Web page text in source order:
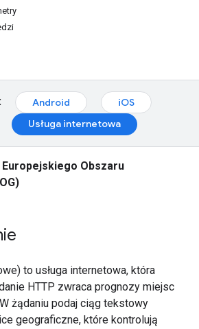
Android
iOS
Usługa internetowa
Obszaru
to usługa internetowa, która
HTTP zwraca prognozy miejsc
żądaniu podaj ciąg tekstowy
geograficzne, które kontrolują